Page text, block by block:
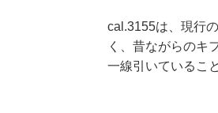
cal.3155は、現行
く、昔ながらのキ
一線引いているこ